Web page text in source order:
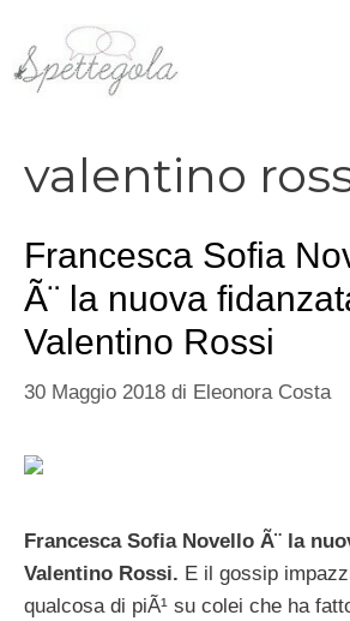
contenuto
valentino
Francesca Sofia
Ã¨ la nuova
Valentino Rossi
30 Maggio 2018 di Eleonora Costa
Francesca Sofia Novello Ã¨ la
Valentino Rossi. E il gossip
qualcosa di piÃ¹ su colei che ha